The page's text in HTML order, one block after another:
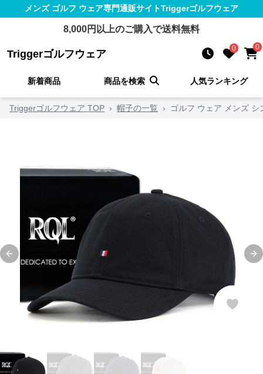
メンズ ゴルフ ウェア専門通販サイトTriggerゴルフウェア
8,000円以上のご購入で送料無料
Triggerゴルフウェア 0 0
新着商品 商品を検索 人気ランキング
Triggerゴルフウェア TOP › 帽子の一覧 › ゴルフ ウェア メンズ シ
Previous slide